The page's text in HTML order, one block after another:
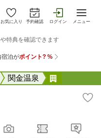
お気に入り 予約確認 ログイン メニュー
関金温泉